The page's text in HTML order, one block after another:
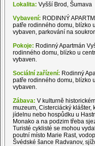
Lokalita: Vyšší Brod, Šumava
Vybavení: RODINNÝ
patře rodinného domu, blízko
vybaven, parkování na
Pokoje: Rodinný Apartmán
rodinného domu, blízko u
vybaven.
Sociální zařízení: Rodinný
patře rodinného domu, blízko
vybaven.
Zábava: V kulturně
muzeum, Cisterciácký klášter,
jídelnu nebo hospůdku u
Monako a na podzim třeba
Turisté cyklisté se mohou
poutní místo Marie Rast,
Švédské šance Radvanov,